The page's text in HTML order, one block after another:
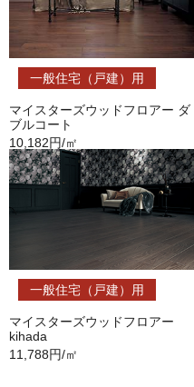
一般住宅（戸建）用
マイスターズウッドフロアー ダ
ブルコート
10,182円/㎡
一般住宅（戸建）用
マイスターズウッドフロアー
kihada
11,788円/㎡